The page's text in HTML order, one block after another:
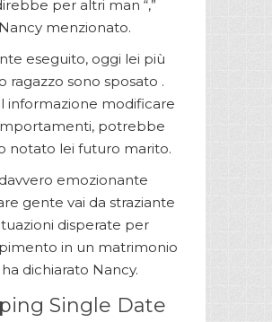
per altri man “,”
Nancy menzionato.
eseguito, oggi lei più
ragazzo sono sposato .
informazione modificare
potrebbe
notato lei futuro marito.
davvero emozionante
gente vai da straziante
disperate per
in un matrimonio
ha dichiarato Nancy.
Single Date